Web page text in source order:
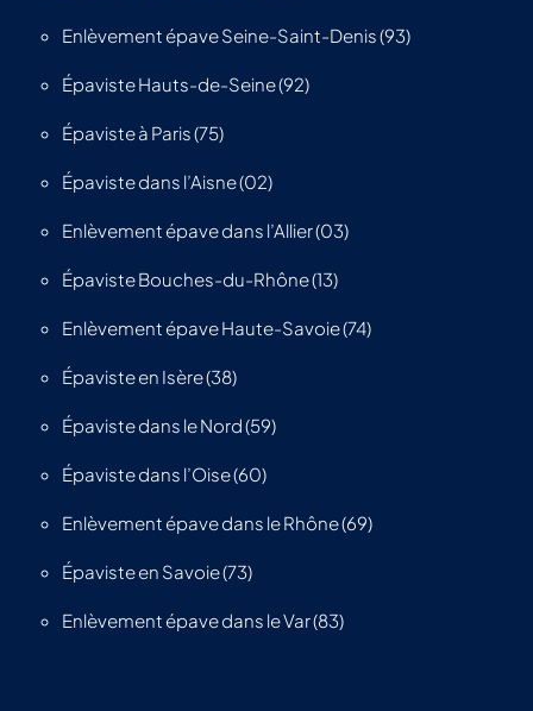
Enlèvement épave Seine-Saint-Denis (93)
Épaviste Hauts-de-Seine (92)
Épaviste à Paris (75)
Épaviste dans l’Aisne (02)
Enlèvement épave dans l’Allier (03)
Épaviste Bouches-du-Rhône (13)
Enlèvement épave Haute-Savoie (74)
Épaviste en Isère (38)
Épaviste dans le Nord (59)
Épaviste dans l’Oise (60)
Enlèvement épave dans le Rhône (69)
Épaviste en Savoie (73)
Enlèvement épave dans le Var (83)